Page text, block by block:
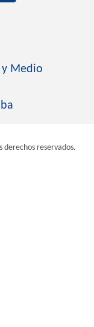
Medio
derechos reservados.